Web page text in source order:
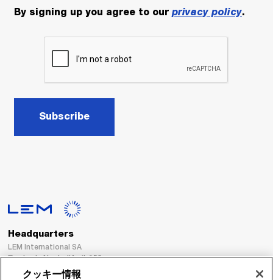
By signing up you agree to our privacy policy.
Subscribe
Headquarters
LEM International SA
Route du Nant-d’Avril, 152
1217 Meyrin
クッキー情報